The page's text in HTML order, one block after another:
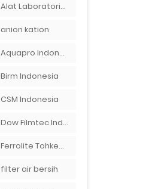
Alat Laboratorium Indonesia
anion kation
Aquapro Indonesia
Birm Indonesia
CSM Indonesia
Dow Filmtec Indonesia
Ferrolite Tohkemy Jepang Indonesia
filter air bersih